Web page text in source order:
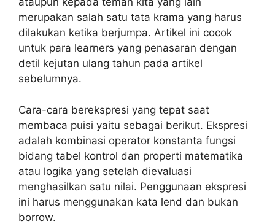
merupakan salah satu tata krama yang harus
dilakukan ketika berjumpa. Artikel ini cocok
untuk para learners yang penasaran dengan
detil kejutan ulang tahun pada artikel
sebelumnya.
Cara-cara berekspresi yang tepat saat
membaca puisi yaitu sebagai berikut. Ekspresi
adalah kombinasi operator konstanta fungsi
bidang tabel kontrol dan properti matematika
atau logika yang setelah dievaluasi
menghasilkan satu nilai. Penggunaan ekspresi
ini harus menggunakan kata lend dan bukan
borrow.